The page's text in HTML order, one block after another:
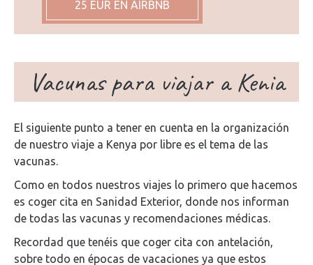
25 EUR EN AIRBNB
Vacunas para viajar a Kenia
El siguiente punto a tener en cuenta en la organización
de nuestro viaje a Kenya por libre es el tema de las
vacunas.
Como en todos nuestros viajes lo primero que hacemos
es coger cita en Sanidad Exterior, donde nos informan
de todas las vacunas y recomendaciones médicas.
Recordad que tenéis que coger cita con antelación,
sobre todo en épocas de vacaciones ya que estos